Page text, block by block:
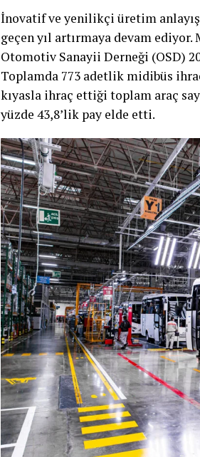
İnovatif ve yenilikçi üretim
geçen yıl artırmaya devam
Otomotiv Sanayii Derneği (OSD)
Toplamda 773 adetlik midibüs
kıyasla ihraç ettiği toplam araç
yüzde 43,8’lik pay elde etti.